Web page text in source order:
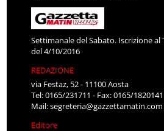
Settimanale del Sabato. Iscrizione al
del 4/10/2016
REDAZIONE
via Festaz, 52 - 11100 Aosta
Tel: 0165/231711 - Fax: 0165/1820141
Mail:segreteria@gazzettamatin.com
Editore